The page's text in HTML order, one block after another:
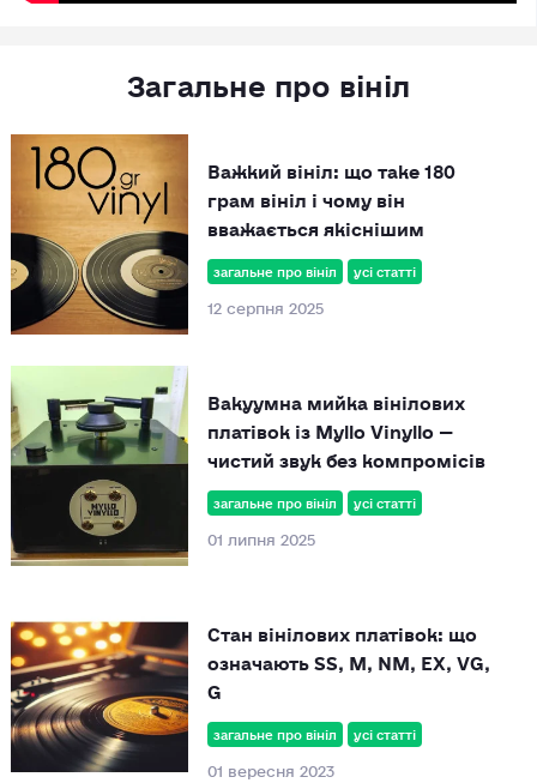
Загальне про вініл
загальне про вініл усі статті
12 серпня 2025
Важкий вініл: що таке 180
грам вініл і чому він
вважається якіснішим
загальне про вініл усі статті
01 липня 2025
Вакуумна мийка вінілових
платівок із Myllo Vinyllo —
чистий звук без компромісів
загальне про вініл усі статті
01 вересня 2023
Стан вінілових платівок: що
означають SS, M, NM, EX, VG,
G